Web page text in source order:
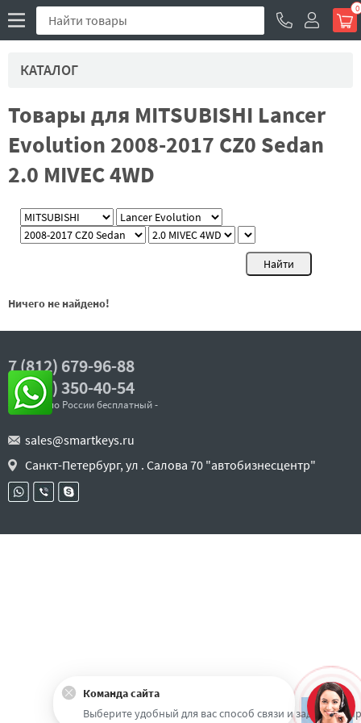
0
КАТАЛОГ
Товары для MITSUBISHI Lancer
Evolution 2008-2017 CZ0 Sedan
2.0 MIVEC 4WD
Ничего не найдено!
7 (812) 679-96-88
8 (800) 350-40-54
- звонок по России бесплатный -
sales@smartkeys.ru
Санкт-Петербург, ул . Салова 70 "автобизнесцентр"
Наверх
Команда сайта
Выберите удобный для вас способ связи и задайте